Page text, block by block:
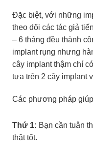
Đặc biệt, với những
theo dõi các tác giả
– 6 tháng đều thành
implant rụng nhưng
cây implant thậm chí
tựa trên 2 cây implant
Các phương pháp
Thứ 1: Bạn cần tuân
thật tốt.